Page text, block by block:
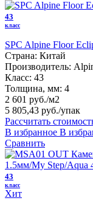
43
класс
SPC Alpine Floor
Страна: Китай
Производитель:
Класс: 43
Толщина, мм: 4
2 601 руб./м2
5 805,43 руб./упак
Рассчитать
В избранное В
Сравнить
43
класс
Хит